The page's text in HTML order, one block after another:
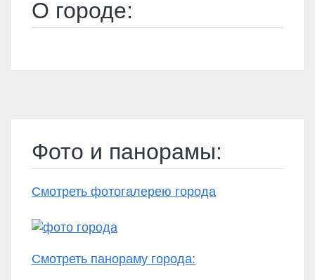
О городе:
Фото и панорамы:
Смотреть фотогалерею города
Смотреть панораму города: